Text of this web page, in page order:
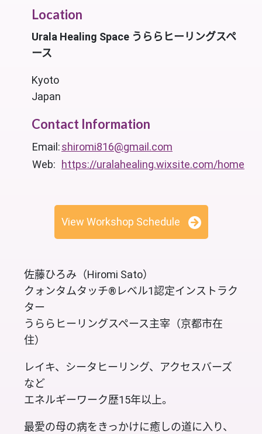
Location
Urala Healing Space うららヒーリングスペ
ース
Kyoto
Japan
Contact Information
Email:shiromi816@gmail.com
Web:
https://uralahealing.wixsite.com/home
View Workshop Schedule
佐藤ひろみ（Hiromi Sato）
クォンタムタッチ®レベル1認定インストラク
ター
うららヒーリングスペース主宰（京都市在
住）
レイキ、シータヒーリング、アクセスバーズ
など
エネルギーワーク歴15年以上。
最愛の母の病をきっかけに癒しの道に入り、